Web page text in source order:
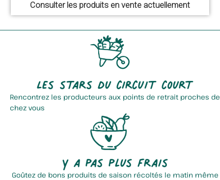
Consulter les produits en vente actuellement
Les stars du circuit court
Rencontrez les producteurs aux points de retrait proches de
chez vous
Y a pas plus frais
Goûtez de bons produits de saison récoltés le matin même